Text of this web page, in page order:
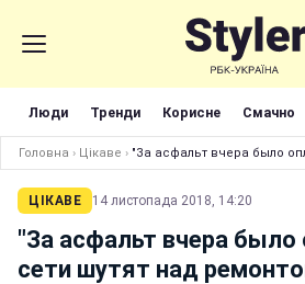
Люди Тренди Корисне Смачно
Головна › Цікаве › "За асфальт вчера было
ЦІКАВЕ 14 листопада 2018, 14:20
"За асфальт вчера было
сети шутят над